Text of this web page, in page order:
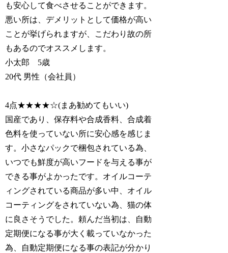
も安心して食べさせることができます。
悪い所は、デメリットとして価格が高い
ことが挙げられますが、こだわり故の所
もあるのでオススメします。
小太郎 5歳
20代 男性（会社員）
4点★★★★☆(まあ勧めてもいい)
国産であり、保存料や合成香料、合成着
色料を使っていない所に安心感を感じま
す。小さなパックで梱包されている為、
いつでも鮮度が高いフードを与える事が
できる事がよかったです。オイルコーテ
ィングされている商品が多い中、オイル
コーティングをされていない為、猫の体
に良さそうでした。頼んだ当初は、自動
定期便になる事が大く載っていなかった
為、自動定期便になる事の表記が分かり